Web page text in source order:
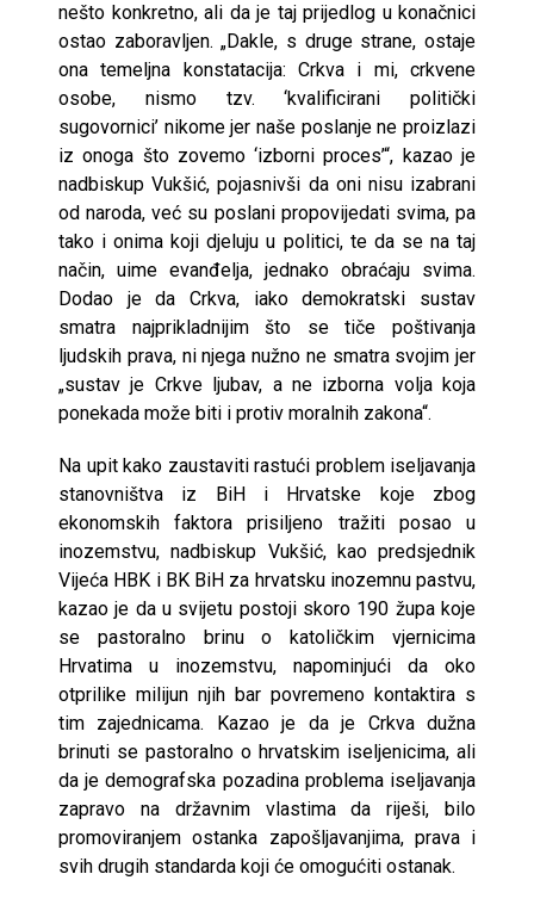
nešto konkretno, ali da je taj prijedlog u konačnici
ostao zaboravljen. „Dakle, s druge strane, ostaje
ona temeljna konstatacija: Crkva i mi, crkvene
osobe, nismo tzv. ‘kvalificirani politički
sugovornici’ nikome jer naše poslanje ne proizlazi
iz onoga što zovemo ‘izborni proces’“, kazao je
nadbiskup Vukšić, pojasnivši da oni nisu izabrani
od naroda, već su poslani propovijedati svima, pa
tako i onima koji djeluju u politici, te da se na taj
način, uime evanđelja, jednako obraćaju svima.
Dodao je da Crkva, iako demokratski sustav
smatra najprikladnijim što se tiče poštivanja
ljudskih prava, ni njega nužno ne smatra svojim jer
„sustav je Crkve ljubav, a ne izborna volja koja
ponekada može biti i protiv moralnih zakona“.
Na upit kako zaustaviti rastući problem iseljavanja
stanovništva iz BiH i Hrvatske koje zbog
ekonomskih faktora prisiljeno tražiti posao u
inozemstvu, nadbiskup Vukšić, kao predsjednik
Vijeća HBK i BK BiH za hrvatsku inozemnu pastvu,
kazao je da u svijetu postoji skoro 190 župa koje
se pastoralno brinu o katoličkim vjernicima
Hrvatima u inozemstvu, napominjući da oko
otprilike milijun njih bar povremeno kontaktira s
tim zajednicama. Kazao je da je Crkva dužna
brinuti se pastoralno o hrvatskim iseljenicima, ali
da je demografska pozadina problema iseljavanja
zapravo na državnim vlastima da riješi, bilo
promoviranjem ostanka zapošljavanjima, prava i
svih drugih standarda koji će omogućiti ostanak.